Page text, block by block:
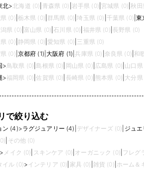
北>北海道 (0) 青森県 (0) 岩手県 (0) |宮城県 (0) |秋田
(0) 栃木県 (0) 群馬県 (0) |埼玉県 (0) 千葉県 (0) |東
県 (0) |富山県 (0) 石川県 (0) 福井県 (0) 長野県 (0)
(0) 静岡県 (0) |愛知県 (0) 三重県 (0)
(0) 京都府 (1) |大阪府 (1) |兵庫県 (0) 奈良県 (0) |和
>鳥取県 (0) |島根県 (0) 岡山県 (0) 広島県 (0) 山口県
>福岡県 (0) |佐賀県 (0) 長崎県 (0) 熊本県 (0) 大分県
で絞り込む
ン (4)>ラグジュアリー (4) デザイナーズ (0) ジュ
その他 (0)
> メイク (0) スキンケア (0) オーガニック (0) フレグ
イル (0)> インテリア (0) 家具 (0) 雑貨 (0) ホーム＆